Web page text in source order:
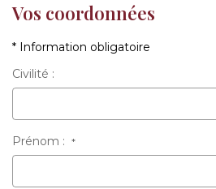
Vos coordonnées
* Information obligatoire
Civilité :
Prénom : *